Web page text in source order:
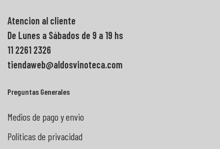
Atencion al cliente
De Lunes a Sábados de 9 a 19 hs
11 2261 2326
tiendaweb@aldosvinoteca.com
Preguntas Generales
Medios de pago y envio
Politicas de privacidad